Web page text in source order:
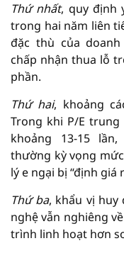
Thứ nhất, quy định
trong hai năm liên
đặc thù của
chấp nhận thua lỗ
phần.
Thứ hai, khoảng
Trong khi P/E
khoảng 13-15
thường kỳ vọng
lý e ngại bị “định
Thứba, khẩu vị huy
nghệ vẫn nghiêng
trình linh hoạt hơn